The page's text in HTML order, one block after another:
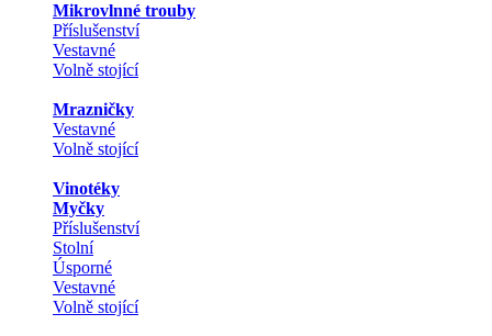
Mikrovlnné trouby
Příslušenství
Vestavné
Volně stojící
Mrazničky
Vestavné
Volně stojící
Vinotéky
Myčky
Příslušenství
Stolní
Úsporné
Vestavné
Volně stojící